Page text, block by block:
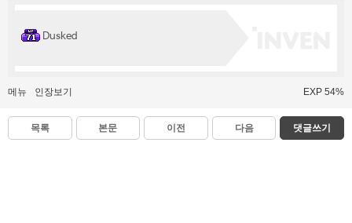
Dusked
메뉴 인장보기 EXP 54%
목록 본문 이전 다음 댓글쓰기